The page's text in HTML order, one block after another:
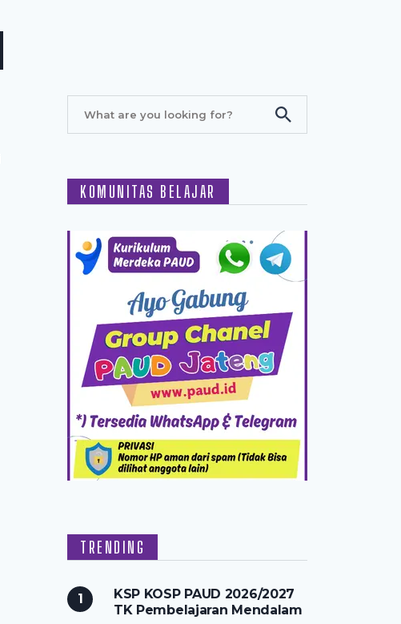
KOMUNITAS BELAJAR
TRENDING
KSP KOSP PAUD 2026/2027
TK Pembelajaran Mendalam